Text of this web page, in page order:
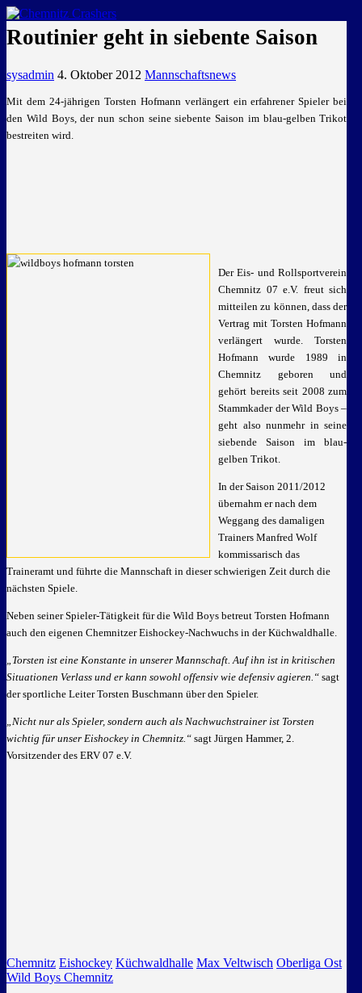
GEMEINSAM EINE LEIDENSCHAFT
Routinier geht in siebente Saison
sysadmin 4. Oktober 2012 Mannschaftsnews
Mit dem 24-jährigen Torsten Hofmann verlängert ein erfahrener Spieler bei
den Wild Boys, der nun schon seine siebente Saison im blau-gelben Trikot
bestreiten wird.
Der Eis- und Rollsportverein
Chemnitz 07 e.V. freut sich
mitteilen zu können, dass der
Vertrag mit Torsten Hofmann
verlängert wurde. Torsten
Hofmann wurde 1989 in
Chemnitz geboren und
gehört bereits seit 2008 zum
Stammkader der Wild Boys –
geht also nunmehr in seine
siebende Saison im blau-
gelben Trikot.
In der Saison 2011/2012
übernahm er nach dem
Weggang des damaligen
Trainers Manfred Wolf
kommissarisch das
Traineramt und führte die Mannschaft in dieser schwierigen Zeit durch die
nächsten Spiele.
Neben seiner Spieler-Tätigkeit für die Wild Boys betreut Torsten Hofmann
auch den eigenen Chemnitzer Eishockey-Nachwuchs in der Küchwaldhalle.
„Torsten ist eine Konstante in unserer Mannschaft. Auf ihn ist in kritischen
Situationen Verlass und er kann sowohl offensiv wie defensiv agieren.“ sagt
der sportliche Leiter Torsten Buschmann über den Spieler.
„Nicht nur als Spieler, sondern auch als Nachwuchstrainer ist Torsten
wichtig für unser Eishockey in Chemnitz.“ sagt Jürgen Hammer, 2.
Vorsitzender des ERV 07 e.V.
Chemnitz Eishockey Küchwaldhalle Max Veltwisch Oberliga Ost
Wild Boys Chemnitz